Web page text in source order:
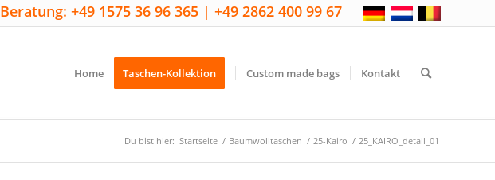
Beratung: +49 1575 36 96 365 | +49 2862 400 99 67
Home Taschen-Kollektion Custom made bags Kontakt
Du bist hier: Startseite / Baumwolltaschen / 25-Kairo / 25_KAIRO_detail_01